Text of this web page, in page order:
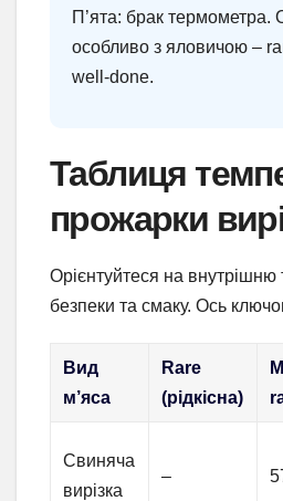
П’ята: брак термометра.
особливо з яловичою –
well-done.
Таблиця
прожарки
Орієнтуйтеся на
безпеки та смаку. Ось
Вид
м’яса
Rare
(рідкісна)
Свиняча
вирізка
–